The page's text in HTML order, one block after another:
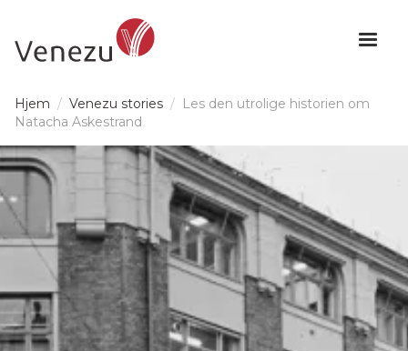
Hjem / Venezu stories / Les den utrolige historien om
Natacha Askestrand